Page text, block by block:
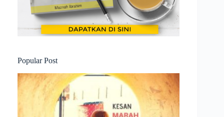
Popular Post